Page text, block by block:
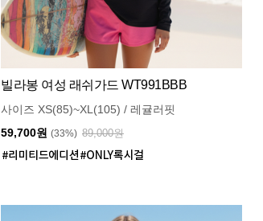
빌라봉 여성 래쉬가드 WT991BBB
사이즈 XS(85)~XL(105) / 레귤러핏
59,700원 (33%) 89,000원